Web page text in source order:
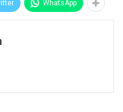
WhatsApp